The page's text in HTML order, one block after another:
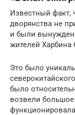
Известный факт,
дворянства не
и были
жителей Харбина
Это было
было
возвели